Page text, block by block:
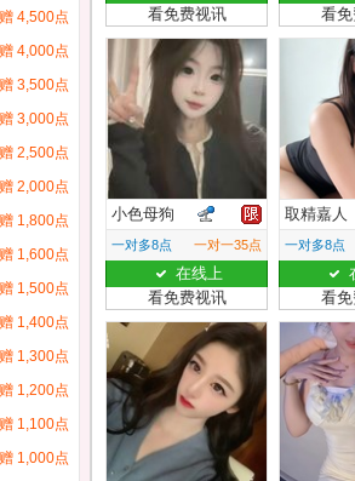
赠 4,500点
赠 4,000点
赠 3,500点
赠 3,000点
赠 2,500点
赠 2,000点
赠 1,800点
赠 1,600点
赠 1,500点
赠 1,400点
赠 1,300点
赠 1,200点
赠 1,100点
赠 1,000点
看免费视讯
看
小色母狗
一对多8点 一对一35点
在线上
看免费视讯
取精嘉人
一对多8点
看